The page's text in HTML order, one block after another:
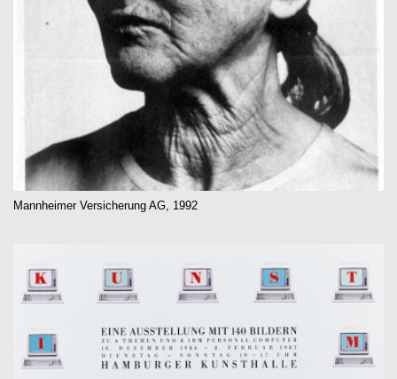
Mannheimer Versicherung AG, 1992